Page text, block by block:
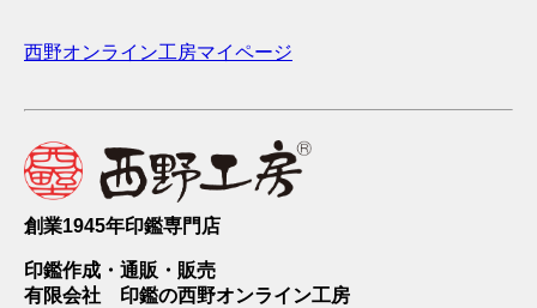
西野オンライン工房マイページ
創業1945年印鑑専門店
印鑑作成・通販・販売
有限会社 印鑑の西野オンライン工房